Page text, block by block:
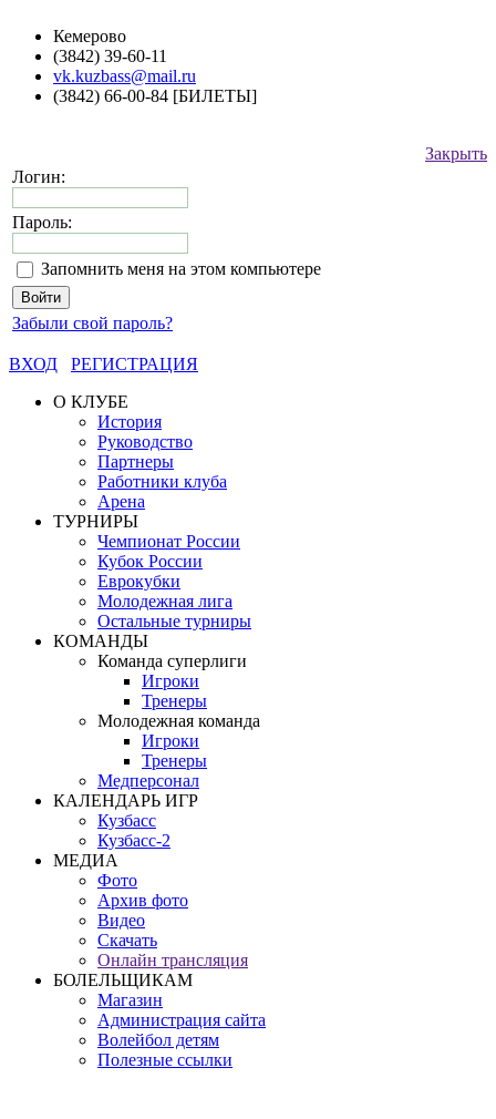
Кемерово
(3842) 39-60-11
vk.kuzbass@mail.ru
(3842) 66-00-84 [БИЛЕТЫ]
Закрыть
Логин:
Пароль:
Запомнить меня на этом компьютере
Забыли свой пароль?
ВХОД
РЕГИСТРАЦИЯ
О КЛУБЕ
История
Руководство
Партнеры
Работники клуба
Арена
ТУРНИРЫ
Чемпионат России
Кубок России
Еврокубки
Молодежная лига
Остальные турниры
КОМАНДЫ
Команда суперлиги
Игроки
Тренеры
Молодежная команда
Игроки
Тренеры
Медперсонал
КАЛЕНДАРЬ ИГР
Кузбасс
Кузбасс-2
МЕДИА
Фото
Архив фото
Видео
Скачать
Онлайн трансляция
БОЛЕЛЬЩИКАМ
Магазин
Администрация сайта
Волейбол детям
Полезные ссылки